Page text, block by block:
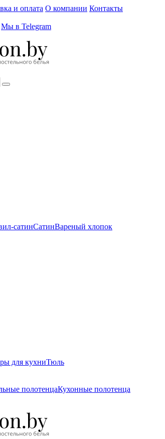
и оплата О компании Контакты
Мы в Telegram
сатинСатинВареный хлопок
для кухниТюль
полотенцаКухонные полотенца